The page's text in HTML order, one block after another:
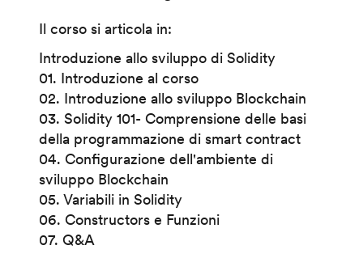
Il corso si articola in:
Introduzione allo sviluppo di Solidity
01. Introduzione al corso
02. Introduzione allo sviluppo Blockchain
03. Solidity 101- Comprensione delle basi
della programmazione di smart contract
04. Configurazione dell'ambiente di
sviluppo Blockchain
05. Variabili in Solidity
06. Constructors e Funzioni
07. Q&A